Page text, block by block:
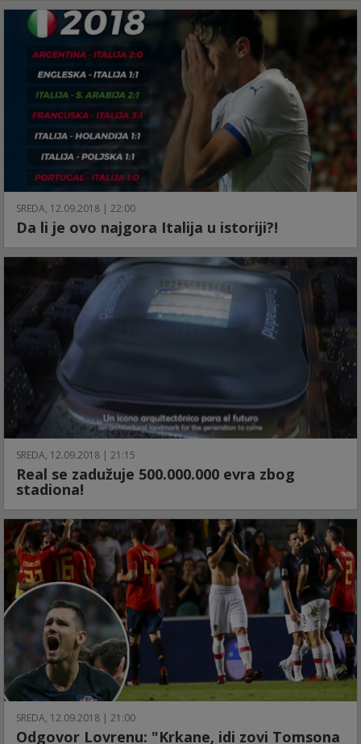
SREDA, 12.09.2018 | 22:00
Da li je ovo najgora Italija u istoriji?!
SREDA, 12.09.2018 | 21:15
Real se zadužuje 500.000.000 evra zbog
stadiona!
SREDA, 12.09.2018 | 21:00
Odgovor Lovrenu: "Krkane, idi zovi Tomsona